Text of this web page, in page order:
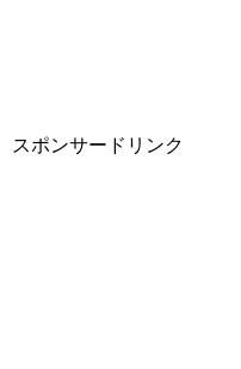
スポンサードリンク